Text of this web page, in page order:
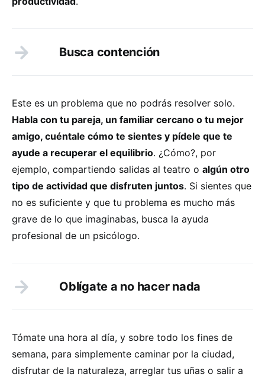
Busca contención
Este es un problema que no podrás resolver solo.
Habla con tu pareja, un familiar cercano o tu mejor
amigo, cuéntale cómo te sientes y pídele que te
ayude a recuperar el equilibrio. ¿Cómo?, por
ejemplo, compartiendo salidas al teatro o algún otro
tipo de actividad que disfruten juntos. Si sientes que
no es suficiente y que tu problema es mucho más
grave de lo que imaginabas, busca la ayuda
profesional de un psicólogo.
Oblígate a no hacer nada
Tómate una hora al día, y sobre todo los fines de
semana, para simplemente caminar por la ciudad,
disfrutar de la naturaleza, arreglar tus uñas o salir a